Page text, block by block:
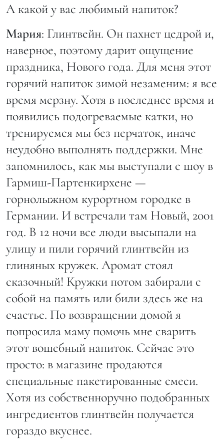
А какой у вас любимый напиток?
Мария: Глинтвейн. Он пахнет цедрой и,
наверное, поэтому дарит ощущение
праздника, Нового года. Для меня этот
горячий напиток зимой незаменим: я все
время мерзну. Хотя в последнее время и
появились подогреваемые катки, но
тренируемся мы без перчаток, иначе
неудобно выполнять поддержки. Мне
запомнилось, как мы выступали с шоу в
Гармиш-Партенкирхене —
горнолыжном курортном городке в
Германии. И встречали там Новый, 2001
год. В 12 ночи все люди высыпали на
улицу и пили горячий глинтвейн из
глиняных кружек. Аромат стоял
сказочный! Кружки потом забирали с
собой на память или били здесь же на
счастье. По возвращении домой я
попросила маму помочь мне сварить
этот вошебный напиток. Сейчас это
просто: в магазине продаются
специальные пакетированные смеси.
Хотя из собственноручно подобранных
ингредиентов глинтвейн получается
гораздо вкуснее.